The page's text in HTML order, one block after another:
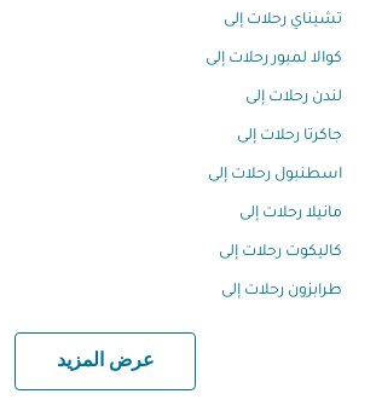
تشيناي رحلات إلى
كوالا لمبور رحلات إلى
لندن رحلات إلى
جاكرتا رحلات إلى
اسطنبول رحلات إلى
مانيلا رحلات إلى
كاليكوت رحلات إلى
طرابزون رحلات إلى
عرض المزيد